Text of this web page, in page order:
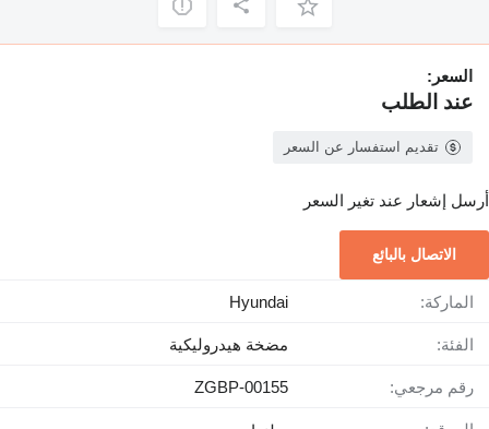
السعر:
عند الطلب
تقديم استفسار عن السعر
أرسل إشعار عند تغير السعر
الاتصال بالبائع
الماركة: Hyundai
الفئة: مضخة هيدروليكية
رقم مرجعي: ZGBP-00155